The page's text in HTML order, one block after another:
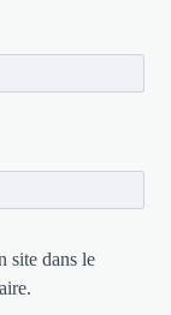
site dans le